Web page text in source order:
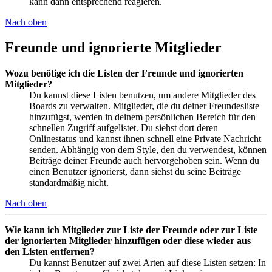
Nach oben
Freunde und ignorierte Mitglieder
Wozu benötige ich die Listen der Freunde und ignorierten
Mitglieder?
Du kannst diese Listen benutzen, um andere Mitglieder des
Boards zu verwalten. Mitglieder, die du deiner Freundesliste
hinzufügst, werden in deinem persönlichen Bereich für den
schnellen Zugriff aufgelistet. Du siehst dort deren
Onlinestatus und kannst ihnen schnell eine Private Nachricht
senden. Abhängig von dem Style, den du verwendest, können
Beiträge deiner Freunde auch hervorgehoben sein. Wenn du
einen Benutzer ignorierst, dann siehst du seine Beiträge
standardmäßig nicht.
Nach oben
Wie kann ich Mitglieder zur Liste der Freunde oder zur Liste
der ignorierten Mitglieder hinzufügen oder diese wieder aus
den Listen entfernen?
Du kannst Benutzer auf zwei Arten auf diese Listen setzen: In